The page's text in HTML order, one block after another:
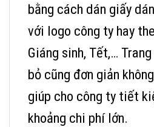
bằng cách dán giấy
với logo công ty hay
Giáng sinh, Tết,…
bỏ cũng đơn giản
giúp cho công ty tiết
khoảng chi phí lớn.